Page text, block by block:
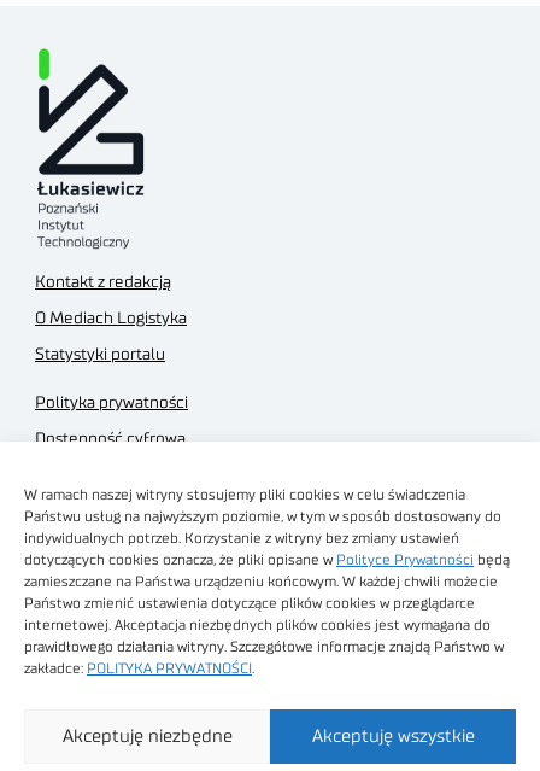
W ramach naszej witryny stosujemy pliki cookies w celu świadczenia
Państwu usług na najwyższym poziomie, w tym w sposób dostosowany do
indywidualnych potrzeb. Korzystanie z witryny bez zmiany ustawień
dotyczących cookies oznacza, że pliki opisane w Polityce Prywatności będą
zamieszczane na Państwa urządzeniu końcowym. W każdej chwili możecie
Państwo zmienić ustawienia dotyczące plików cookies w przeglądarce
internetowej. Akceptacja niezbędnych plików cookies jest wymagana do
prawidłowego działania witryny. Szczegółowe informacje znajdą Państwo w
zakładce: POLITYKA PRYWATNOŚCI
Akceptuję wszystkie
Akceptuję niezbędne
Kontakt z redakcją
O Mediach Logistyka
Statystyki portalu
Polityka prywatności
Dostępność cyfrowa
Regulamin sklepu
Obrazy stockowe
autorstwa
Technologiczny